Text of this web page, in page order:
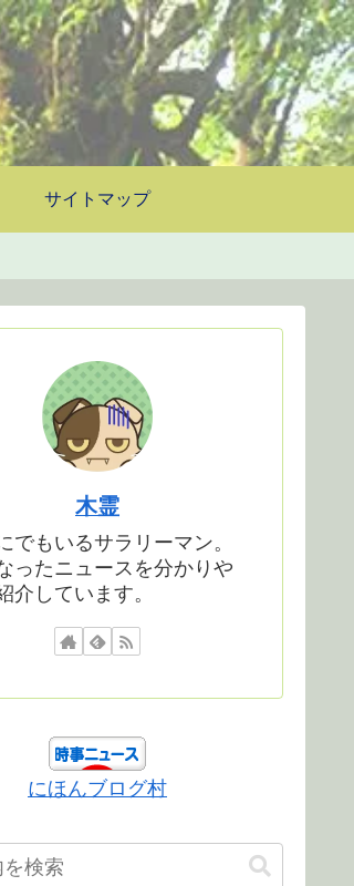
サイトマップ
木霊
でもいるサラリーマン。
ったニュースを分かりや
介しています。
にほんブログ村